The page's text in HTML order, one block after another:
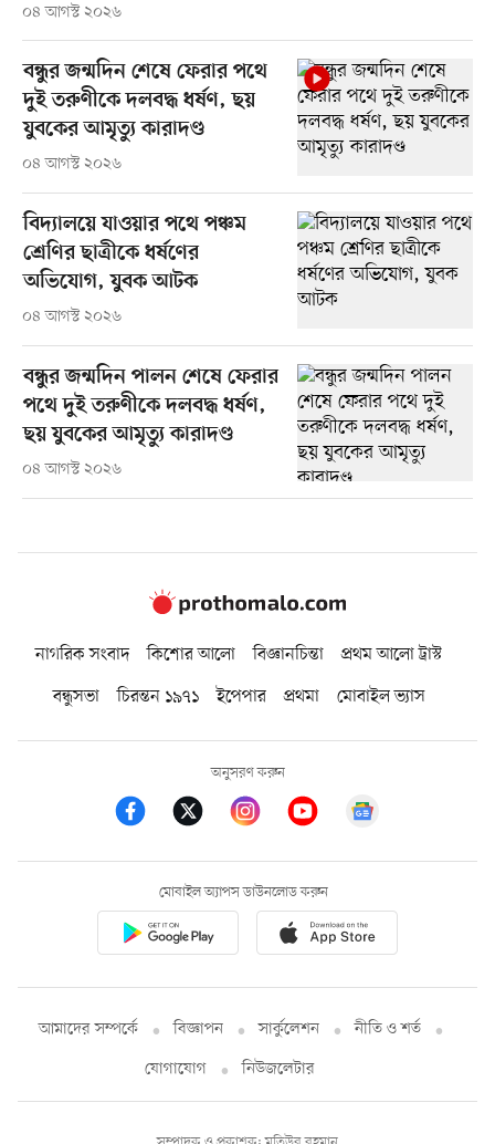
০৪ আগস্ট ২০২৬
বন্ধুর জন্মদিন শেষে ফেরার পথে
দুই তরুণীকে দলবদ্ধ ধর্ষণ, ছয়
যুবকের আমৃত্যু কারাদণ্ড
০৪ আগস্ট ২০২৬
বিদ্যালয়ে যাওয়ার পথে পঞ্চম
শ্রেণির ছাত্রীকে ধর্ষণের
অভিযোগ, যুবক আটক
০৪ আগস্ট ২০২৬
বন্ধুর জন্মদিন পালন শেষে ফেরার
পথে দুই তরুণীকে দলবদ্ধ ধর্ষণ,
ছয় যুবকের আমৃত্যু কারাদণ্ড
০৪ আগস্ট ২০২৬
নাগরিক সংবাদ কিশোর আলো বিজ্ঞানচিন্তা
প্রথম আলো ট্রাস্ট
বন্ধুসভা
চিরন্তন ১৯৭১ ইপেপার প্রথমা মোবাইল ভ্যাস
অনুসরণ করুন
মোবাইল অ্যাপস ডাউনলোড করুন
আমাদের সম্পর্কে বিজ্ঞাপন সার্কুলেশন
নীতি ও শর্ত
যোগাযোগ
নিউজলেটার